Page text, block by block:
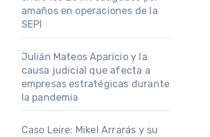
amaños en operaciones de la
SEPI
Julián Mateos Aparicio y la
causa judicial que afecta a
empresas estratégicas durante
la pandemia
Caso Leire: Mikel Arrarás y su